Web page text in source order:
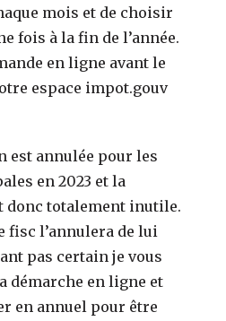
mois et de choisir
fois à la fin de l’année.
en ligne avant le
espace impot.gouv
est annulée pour les
en 2023 et la
donc totalement inutile.
fisc l’annulera de lui
pas certain je vous
démarche en ligne et
en annuel pour être